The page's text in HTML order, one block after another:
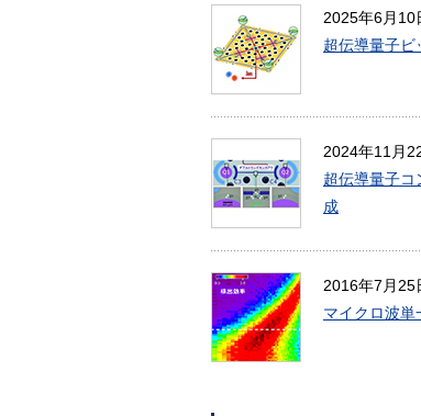
2025年6月10
超伝導量子ビ
2024年11月
超伝導量子
成
2016年7月25
マイクロ波単